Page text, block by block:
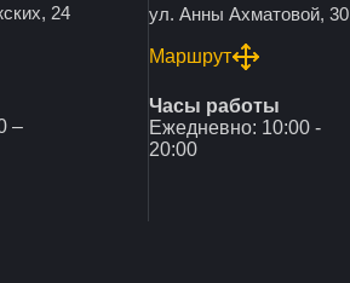
24
–
ул. Анны Ахматовой, 30
Маршрут
Часы работы
Ежедневно: 10:00 -
20:00